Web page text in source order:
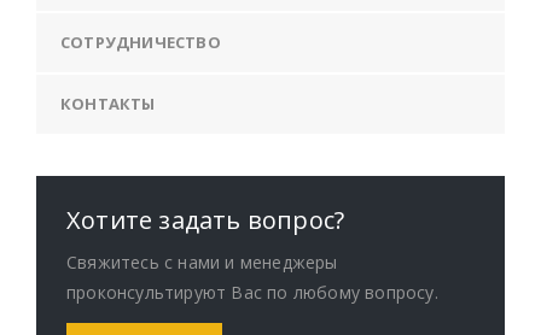
СОТРУДНИЧЕСТВО
КОНТАКТЫ
Хотите задать вопрос?
Свяжитесь с нами и менеджеры
проконсультируют Вас по любому вопросу.